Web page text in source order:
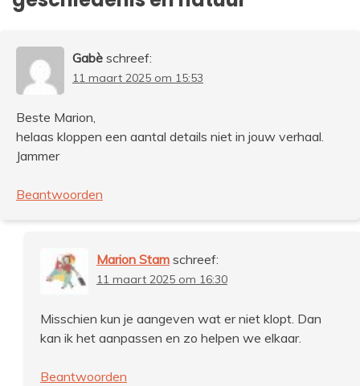
Gabè schreef:
11 maart 2025 om 15:53
Beste Marion,
helaas kloppen een aantal details niet in jouw verhaal.
Jammer
Beantwoorden
Marion Stam schreef:
11 maart 2025 om 16:30
Misschien kun je aangeven wat er niet klopt. Dan
kan ik het aanpassen en zo helpen we elkaar.
Beantwoorden